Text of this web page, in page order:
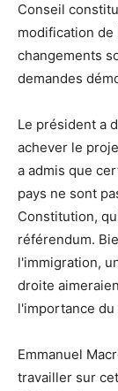
Conseil
modification de
changements
demandes
Le président a
achever le
a admis que
pays ne sont
Constitution,
référendum.
l'immigration,
droite
l'importance
Emmanuel
travailler sur